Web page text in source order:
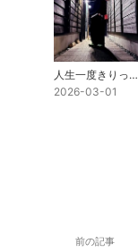
人生一度きりって話
2026-03-01
前の記事